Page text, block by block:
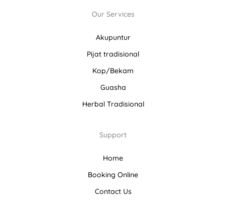
Our Services
Akupuntur
Pijat tradisional
Kop/Bekam
Guasha
Herbal Tradisional
Support
Home
Booking Online
Contact Us